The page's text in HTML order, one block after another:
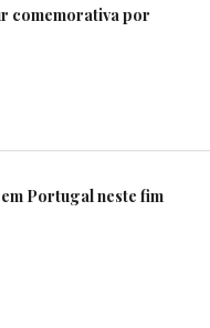
comemorativa por
Portugal neste fim